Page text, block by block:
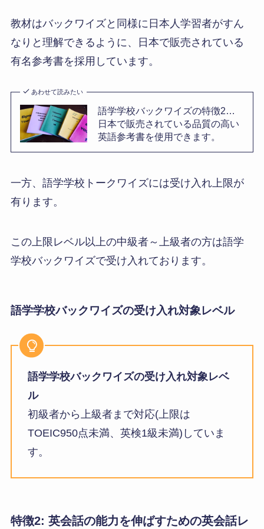
教材はバックワイズと同様に日本人学習者がすん
なりと理解できるように、日本で販売されている
有名参考書を採用しています。
あわせて読みたい
語学学校バックワイズの特徴2…
日本で販売されている品質の高い
英語参考書を使用できます。
一方、語学学校トークワイズには受け入れ上限が
有ります。
この上限レベル以上の中級者～上級者の方は語学
学校バックワイズで受け入れております。
語学学校バックワイズの受け入れ対象レベル
語学学校バックワイズの受け入れ対象レベ
ル
初級者から上級者まで対応(上限は
TOEIC950点未満、英検1級未満)していま
す。
特徴2: 英会話の能力を伸ばすための英会話レ